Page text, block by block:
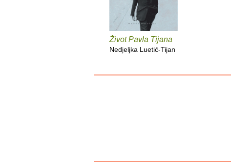
Život Pavla Tijana
Nedjeljka Luetić-Tijan